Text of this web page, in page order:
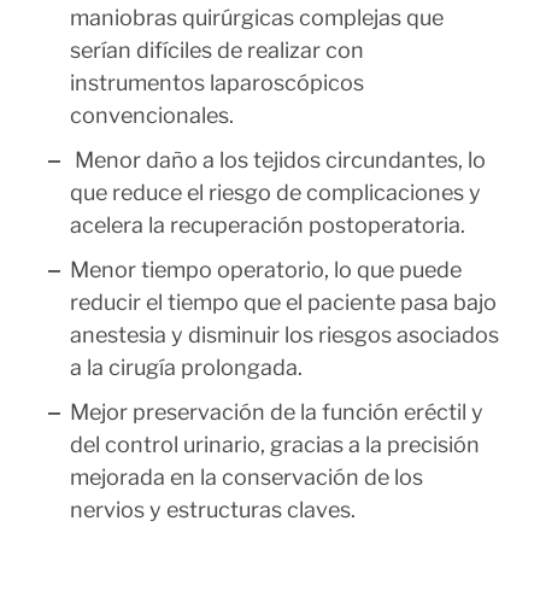
maniobras quirúrgicas complejas que
serían difíciles de realizar con
instrumentos laparoscópicos
convencionales.
Menor daño a los tejidos circundantes, lo
que reduce el riesgo de complicaciones y
acelera la recuperación postoperatoria.
Menor tiempo operatorio, lo que puede
reducir el tiempo que el paciente pasa bajo
anestesia y disminuir los riesgos asociados
a la cirugía prolongada.
Mejor preservación de la función eréctil y
del control urinario, gracias a la precisión
mejorada en la conservación de los
nervios y estructuras claves.